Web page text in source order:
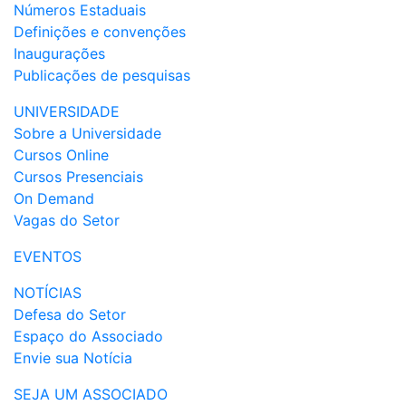
Números Estaduais
Definições e convenções
Inaugurações
Publicações de pesquisas
UNIVERSIDADE
Sobre a Universidade
Cursos Online
Cursos Presenciais
On Demand
Vagas do Setor
EVENTOS
NOTÍCIAS
Defesa do Setor
Espaço do Associado
Envie sua Notícia
SEJA UM ASSOCIADO